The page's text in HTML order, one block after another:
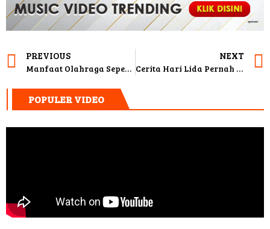
PREVIOUS
Manfaat Olahraga Sepeda Bagi Wulan Guritno
NEXT
Cerita Hari Lida Pernah Dijodohkan Hingga Akhirnya Jatuh Hati Pada Lesti Kejora
POPULER VIDEO